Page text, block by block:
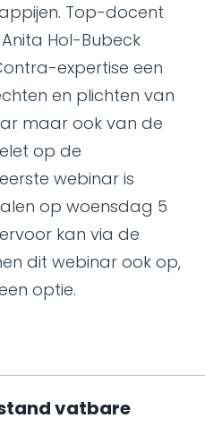
Top-docent
Hol-Bubeck
expertise een
en plichten van
maar ook van de
op de
webinar is
op woensdag 5
kan via de
dit webinar ook op,
optie.
vatbare